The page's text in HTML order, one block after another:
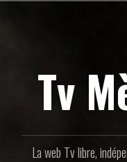
Tv
La web Tv libre,